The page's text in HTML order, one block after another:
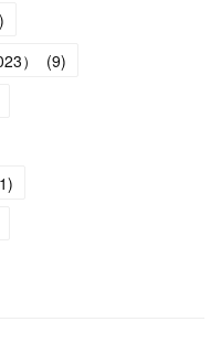
)
）
(9)
)